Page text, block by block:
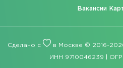
Вакансии
Сделано с в Москве © 2016-
ИНН 9710046239 |